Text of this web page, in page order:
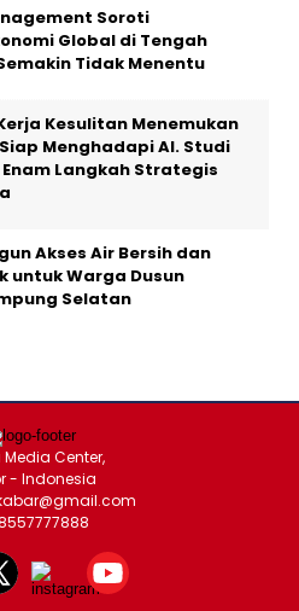
Soroti
Global di Tengah
Tidak Menentu
Kesulitan Menemukan
Menghadapi AI. Studi
Langkah Strategis
Akses Air Bersih dan
untuk Warga Dusun
Selatan
Center,
- Indonesia